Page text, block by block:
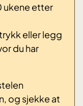
ukene etter
eller legg
du har
og sjekke at